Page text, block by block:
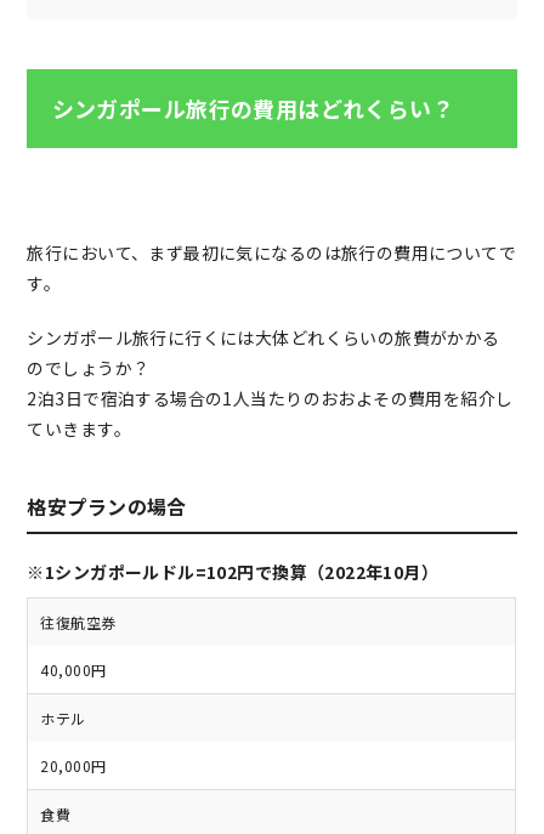
シンガポール旅行の費用はどれくらい？
旅行において、まず最初に気になるのは旅行の費用についてで
す。
シンガポール旅行に行くには大体どれくらいの旅費がかかる
のでしょうか？
2泊3日で宿泊する場合の1人当たりのおおよその費用を紹介し
ていきます。
格安プランの場合
※1シンガポールドル=102円で換算（2022年10月）
往復航空券
40,000円
ホテル
20,000円
食費